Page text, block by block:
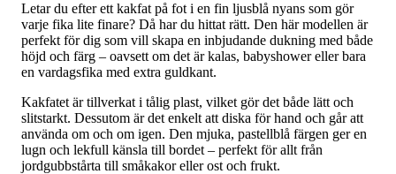
Letar du efter ett kakfat på fot i en fin ljusblå nyans som gör
varje fika lite finare? Då har du hittat rätt. Den här modellen är
perfekt för dig som vill skapa en inbjudande dukning med både
höjd och färg – oavsett om det är kalas, babyshower eller bara
en vardagsfika med extra guldkant.
Kakfatet är tillverkat i tålig plast, vilket gör det både lätt och
slitstarkt. Dessutom är det enkelt att diska för hand och går att
använda om och om igen. Den mjuka, pastellblå färgen ger en
lugn och lekfull känsla till bordet – perfekt för allt från
jordgubbstårta till småkakor eller ost och frukt.